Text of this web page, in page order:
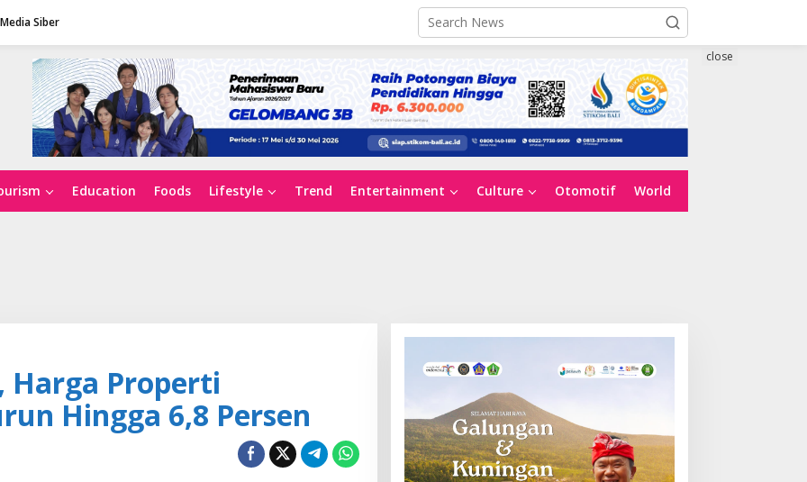
Siber
Education Foods Lifestyle Trend Entertainment Culture Otomotif World
close
Harga Properti
Hingga 6,8 Persen